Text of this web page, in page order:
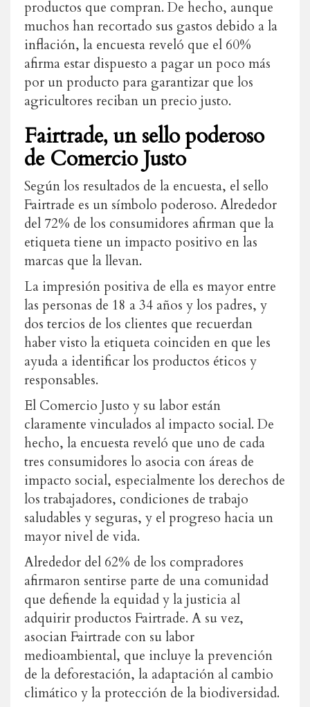
productos que compran. De hecho, aunque
muchos han recortado sus gastos debido a la
inflación, la encuesta reveló que el 60%
afirma estar dispuesto a pagar un poco más
por un producto para garantizar que los
agricultores reciban un precio justo.
Fairtrade, un sello poderoso
de Comercio Justo
Según los resultados de la encuesta, el sello
Fairtrade es un símbolo poderoso. Alrededor
del 72% de los consumidores afirman que la
etiqueta tiene un impacto positivo en las
marcas que la llevan.
La impresión positiva de ella es mayor entre
las personas de 18 a 34 años y los padres, y
dos tercios de los clientes que recuerdan
haber visto la etiqueta coinciden en que les
ayuda a identificar los productos éticos y
responsables.
El Comercio Justo y su labor están
claramente vinculados al impacto social. De
hecho, la encuesta reveló que uno de cada
tres consumidores lo asocia con áreas de
impacto social, especialmente los derechos de
los trabajadores, condiciones de trabajo
saludables y seguras, y el progreso hacia un
mayor nivel de vida.
Alrededor del 62% de los compradores
afirmaron sentirse parte de una comunidad
que defiende la equidad y la justicia al
adquirir productos Fairtrade. A su vez,
asocian Fairtrade con su labor
medioambiental, que incluye la prevención
de la deforestación, la adaptación al cambio
climático y la protección de la biodiversidad.